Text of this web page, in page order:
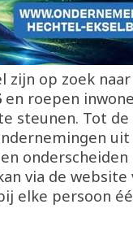
zijn op zoek
en roepen
steunen. Tot de
uit
via de website
elke persoon